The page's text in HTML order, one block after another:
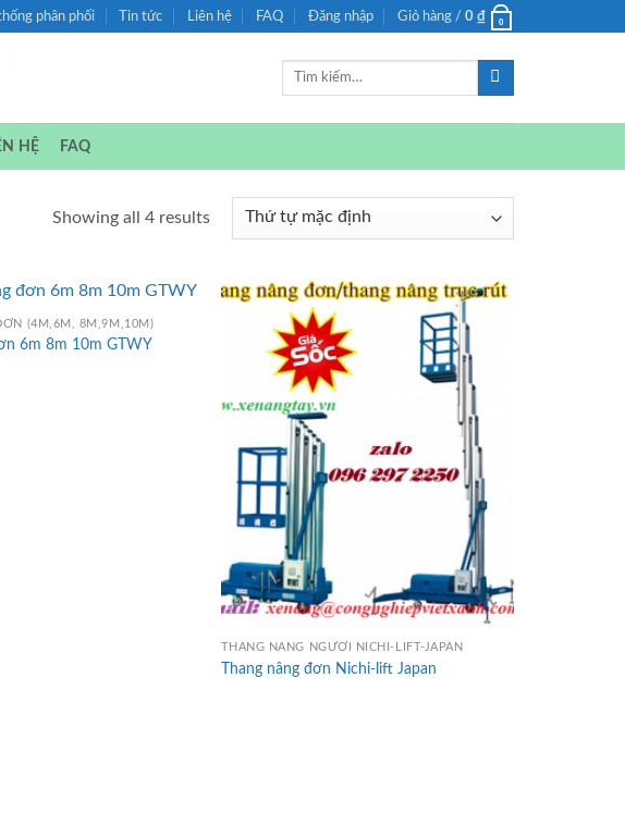
phân phối Tin tức Liên hệ FAQ Đăng nhập Giỏ hàng / 0 ₫ 0
Tìm
HỆ FAQ
Showing all 4 results
(4M,6M, 8M,9M,10M)
6m 8m 10m GTWY
THANG NÂNG NGƯỜI NICHI-LIFT-JAPAN
Thang nâng đơn Nichi-lift Japan